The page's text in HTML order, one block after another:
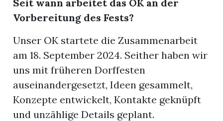
Seit wann arbeitet das OK an der
Vorbereitung des Fests?
Unser OK startete die Zusammenarbeit
am 18. September 2024. Seither haben wir
uns mit früheren Dorffesten
auseinandergesetzt, Ideen gesammelt,
Konzepte entwickelt, Kontakte geknüpft
und unzählige Details geplant.